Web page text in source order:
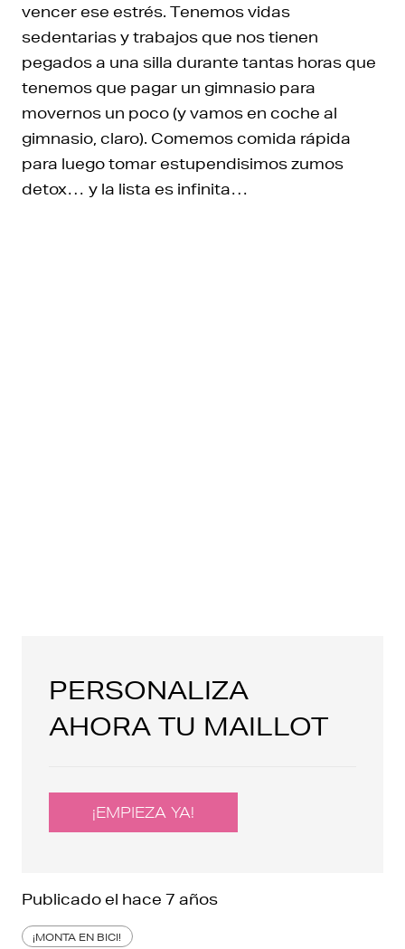
vencer ese estrés. Tenemos vidas
sedentarias y trabajos que nos tienen
pegados a una silla durante tantas horas que
tenemos que pagar un gimnasio para
movernos un poco (y vamos en coche al
gimnasio, claro). Comemos comida rápida
para luego tomar estupendisimos zumos
detox… y la lista es infinita…
PERSONALIZA
AHORA TU MAILLOT
¡EMPIEZA YA!
Publicado el hace 7 años
¡MONTA EN BICI!